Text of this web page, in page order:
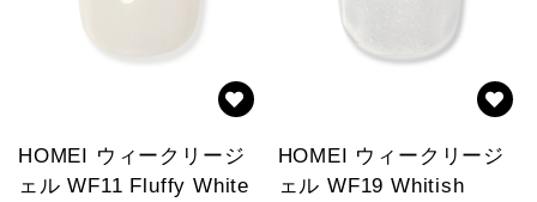
HOMEI ウィークリージ
ェル WF11 Fluffy White
HOMEI ウィークリージ
ェル WF19 Whitish